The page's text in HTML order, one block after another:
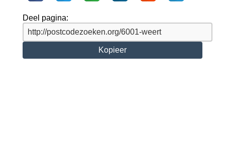
Deel pagina:
Kopieer